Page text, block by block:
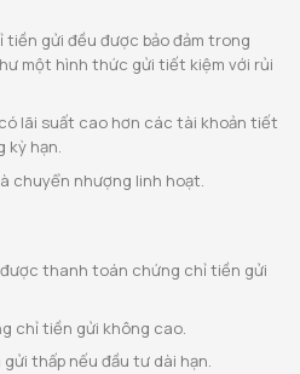
gửi đều được bảo đảm trong
một hình thức gửi tiết kiệm với rủi
lãi suất cao hơn các tài khoản tiết
kỳ hạn.
chuyển nhượng linh hoạt.
thanh toán chứng chỉ tiền gửi
chỉ tiền gửi không cao.
thấp nếu đầu tư dài hạn.